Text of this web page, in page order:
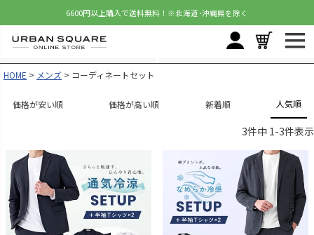
6600円以上購入で送料無料！ ※北海道･沖縄県を除く
HOME メンズ コーディネートセット
価格が安い順 価格が高い順 新着順 人気順
3件中 1-3件表示